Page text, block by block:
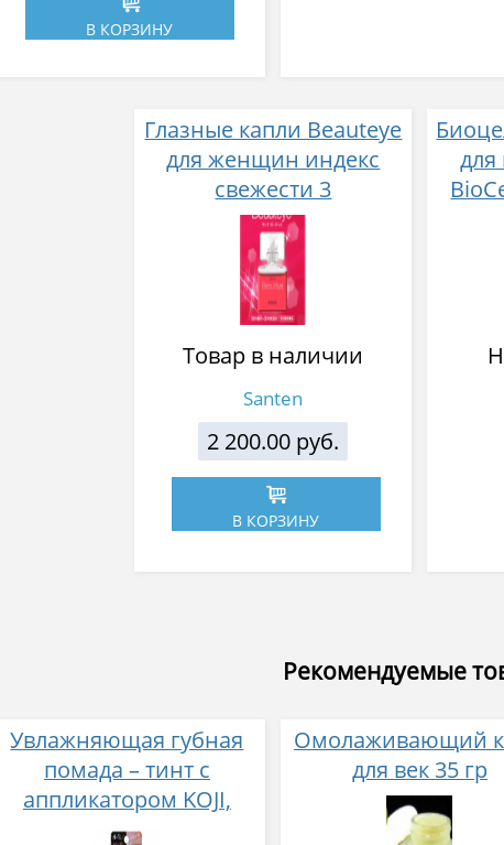
В КОРЗИНУ
Глазные капли Beauteye
для женщин индекс
свежести 3
Товар в наличии
Santen
2 200.00 руб.
В КОРЗИНУ
для
Рекомендуемые
Увлажняющая губная
помада – тинт с
аппликатором KOJI,
Красно-оранжевый
Омолаживающий
для век 35 гр